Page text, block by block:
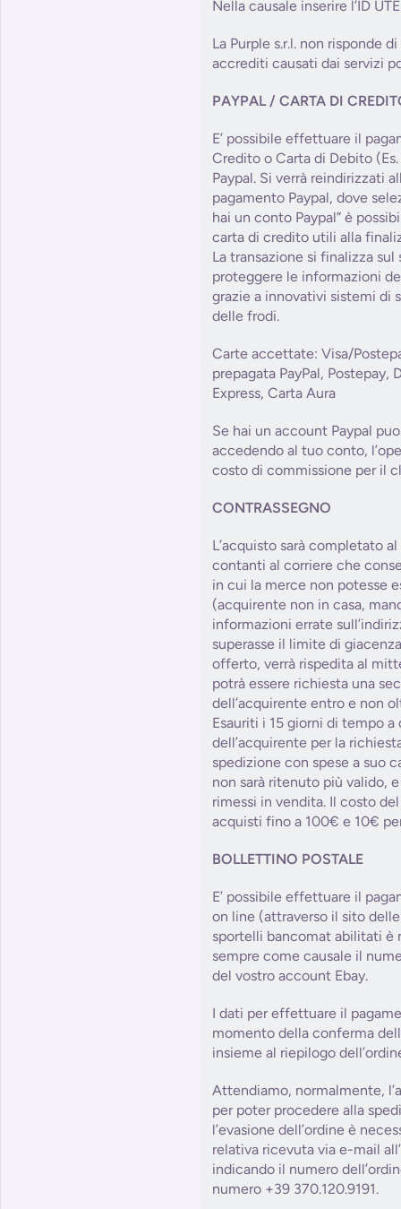
Nella causale inserire l’ID
La Purple s.r.l. non risponde
accrediti causati dai servizi
PAYPAL / CARTA DI
E’ possibile effettuare il
Credito o Carta di Debito
Paypal. Si verrà reindirizzati
pagamento Paypal, dove
hai un conto Paypal” è
carta di credito utili alla
La transazione si finalizza
proteggere le informazioni
grazie a innovativi sistemi di
delle frodi.
Carte accettate: Visa/
prepagata PayPal, Postepay,
Express, Carta Aura
Se hai un account Paypal
accedendo al tuo conto,
costo di commissione per il
CONTRASSEGNO
L’acquisto sarà completato
contanti al corriere che
in cui la merce non potesse
(acquirente non in casa,
informazioni errate
superasse il limite di
offerto, verrà rispedita al
potrà essere richiesta una
dell’acquirente entro e non
Esauriti i 15 giorni di tempo a
dell’acquirente per la
spedizione con spese a suo
non sarà ritenuto più valido,
rimessi in vendita. Il costo
acquisti fino a 100€ e 10€
BOLLETTINO POSTALE
E’ possibile effettuare il
on line (attraverso il sito
sportelli bancomat abilitati è
sempre come causale il
del vostro account Ebay.
I dati per effettuare il
momento della conferma
insieme al riepilogo
Attendiamo, normalmente,
per poter procedere alla
l’evasione dell’ordine è
relativa ricevuta via e-mail
indicando il numero
numero +39 370.120.9191.